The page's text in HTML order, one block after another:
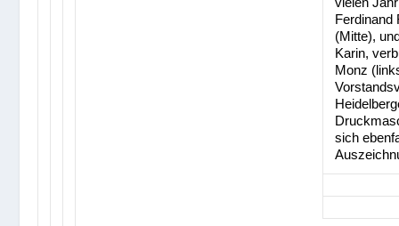
Ferdinand
(Mitte),
Karin,
Monz
sich